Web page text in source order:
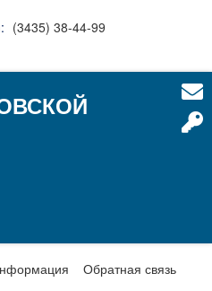
(3435) 38-44-99
Обратная связь